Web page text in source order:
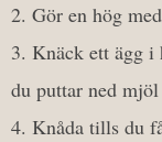
Gör en hög
Knäck ett ägg i
du puttar ned
Knåda tills du